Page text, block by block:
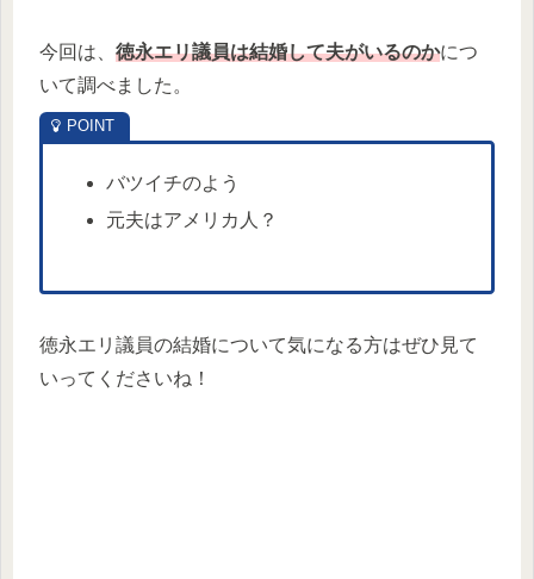
今回は、 徳永エリ議員は結婚して夫がいるのかにつ
いて調べました。
バツイチのよう
元夫はアメリカ人？
徳永エリ議員の結婚について気になる方はぜひ見て
いってくださいね！